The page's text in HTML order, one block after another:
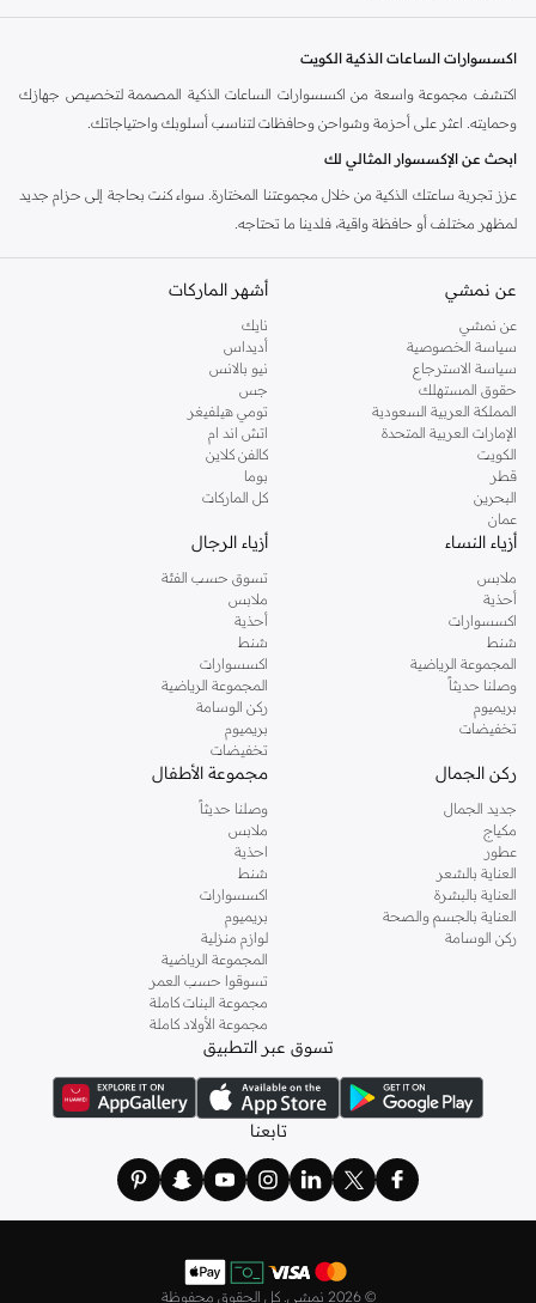
اكسسوارات الساعات الذكية الكويت
اكتشف مجموعة واسعة من اكسسوارات الساعات الذكية المصممة لتخصيص جهازك
وحمايته. اعثر على أحزمة وشواحن وحافظات لتناسب أسلوبك واحتياجاتك.
ابحث عن الإكسسوار المثالي لك
عزز تجربة ساعتك الذكية من خلال مجموعتنا المختارة. سواء كنت بحاجة إلى حزام جديد
لمظهر مختلف أو حافظة واقية، فلدينا ما تحتاجه.
الأحزمة والأربطة
اختر من بين مجموعة متنوعة من المواد والألوان. من السيليكون الرياضي إلى الجلد
الأنيق، ابحث عن الحزام المثالي الذي يناسب أي مناسبة.
أحزمة سيليكون: متينة ومريحة للارتداء اليومي والتمارين الرياضية.
أحزمة جلدية: أضف لمسة من الرقي إلى ساعتك الذكية.
أحزمة معدنية: لمظهر فاخر وأنيق.
الشواحن والقواعد
حافظ على تشغيل ساعتك الذكية باستخدام شواحن موثوقة وقواعد شحن مريحة. تأكد
من أن لديك دائمًا طاقة عند الحاجة إليها.
الحافظات الواقية
احمِ ساعتك الذكية من الخدوش والصدمات من خلال مجموعتنا من الحافظات الواقية.
حافظ على جهازك في حالة ممتازة.
أنماط لكل شخصية
تم تصميم اكسسواراتنا لتعكس أسلوبك الفريد. امزج وطابق لإنشاء مظهر خاص بك.
اختر أحزمة سيليكون زاهية وحافظات متينة لنمط حياة نشط.
أنيق واحترافي
اختر أحزمة جلدية أو معدنية أنيقة وحافظات انسيابية لمظهر مصقول.
توصيل سريع ومدفوعات سهلة
الحصول على اكسسوارات ساعتك الذكية أمر بسيط. استمتع بالتوصيل السريع في جميع
أنحاء الكويت، بما في ذلك المدن الكبرى مثل دبي وأبوظبي والشارقة. تجعل خيارات
استخدم تابّي أو تمارا لتقسيم تكاليفك إلى أقساط بدون فوائد.
إرجاع سهل:سياسة إرجاع مريحة لمدة 14 يومًا لراحة بالك.
اختر من بين خيارات التوصيل خلال 90 دقيقة، أو القياسي، أو العالمي.
تسوق أحدث اكسسوارات الساعات الذكية في الكويت وعزز جهازك اليوم.
عن نمشي
عن نمشي
سياسة الخصوصية
سياسة الاسترجاع
حقوق المستهلك
المملكة العربية السعودية
الإمارات العربية المتحدة
الكويت
قطر
البحرين
عمان
أشهر الماركات
نايك
أديداس
نيو بالانس
جس
تومي هيلفيغر
اتش اند ام
كالفن كلاين
بوما
كل الماركات
أزياء النساء
ملابس
أحذية
اكسسوارات
شنط
المجموعة الرياضية
وصلنا حديثاً
بريميوم
تخفيضات
أزياء الرجال
تسوق حسب الفئة
ملابس
أحذية
شنط
اكسسوارات
المجموعة الرياضية
ركن الوسامة
بريميوم
تخفيضات
ركن الجمال
جديد الجمال
مكياج
عطور
العناية بالشعر
العناية بالبشرة
العناية بالجسم والصحة
ركن الوسامة
مجموعة الأطفال
وصلنا حديثاً
ملابس
احذية
شنط
اكسسوارات
بريميوم
لوازم منزلية
المجموعة الرياضية
تسوقوا حسب العمر
مجموعة البنات كاملة
مجموعة الأولاد كاملة
تسوق عبر التطبيق
تابعنا
© 2026 نمشي. كل الحقوق محفوظة